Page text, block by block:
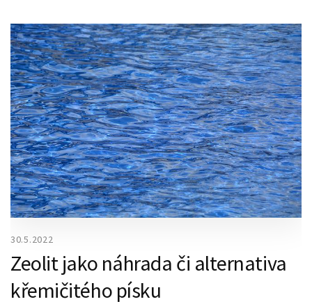
30.5.2022
Zeolit jako náhrada či alternativa
křemičitého písku